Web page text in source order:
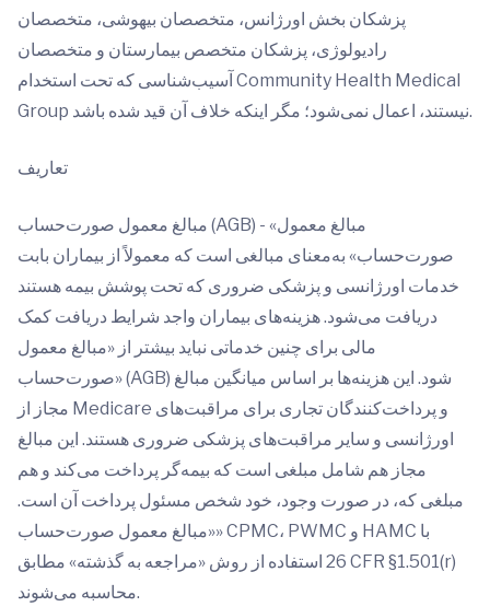
پزشکان بخش اورژانس، متخصصان بیهوشی، متخصصان
رادیولوژی، پزشکان متخصص بیمارستان و متخصصان
آسیب‌شناسی که تحت استخدام Community Health Medical
Group نیستند، اعمال نمی‌شود؛ مگر اینکه خلاف آن قید شده باشد.
تعاریف
مبالغ معمول صورت‌حساب (AGB) - «مبالغ معمول
صورت‌حساب» به‌معنای مبالغی است که معمولاً از بیماران بابت
خدمات اورژانسی و پزشکی ضروری که تحت پوشش بیمه هستند
دریافت می‌شود. هزینه‌های بیماران واجد شرایط دریافت کمک
مالی برای چنین خدماتی نباید بیشتر از «مبالغ معمول
صورت‌حساب» (AGB) شود. این هزینه‌ها بر اساس میانگین مبالغ
مجاز از Medicare و پرداخت‌کنندگان تجاری برای مراقبت‌های
اورژانسی و سایر مراقبت‌های پزشکی ضروری هستند. این مبالغ
مجاز هم شامل مبلغی است که بیمه‌گر پرداخت می‌کند و هم
مبلغی که، در صورت وجود، خود شخص مسئول پرداخت آن است.
«مبالغ معمول صورت‌حساب» CPMC،‏ PWMC و HAMC با
استفاده از روش «مراجعه به گذشته» مطابق ‎26 CFR §1.501(r)‎
محاسبه می‌شوند.